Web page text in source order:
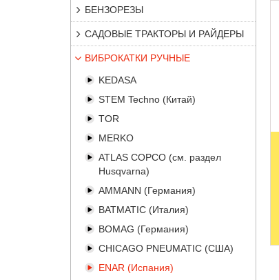
БЕНЗОРЕЗЫ
САДОВЫЕ ТРАКТОРЫ И РАЙДЕРЫ
ВИБРОКАТКИ РУЧНЫЕ
KEDASA
STEM Techno (Китай)
TOR
MERKO
ATLAS COPCO (см. раздел
Husqvarna)
AMMANN (Германия)
BATMATIC (Италия)
BOMAG (Германия)
CHICAGO PNEUMATIC (США)
ENAR (Испания)